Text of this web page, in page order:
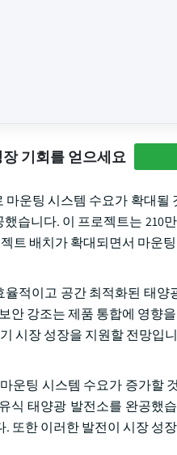
기회를 얻으세요
운팅 시스템 수요가 확대
습니다. 이 프로젝트는
트 배치가 확대되면서 마운
적이고 공간 최적화된 태
안 강조는 제품 통합에 영향
시장 성장을 지원할 전망입
팅 시스템 수요가 증가할
식 태양광 발전소를 완공했
또한 이러한 발전이 시장 성